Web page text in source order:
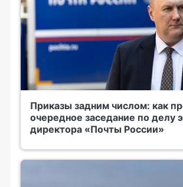
Приказы задним числом: как
очередное заседание по делу
директора «Почты России»